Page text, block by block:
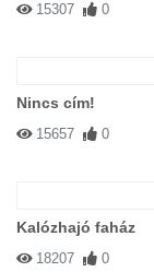
15307 0
Nincs cím!
15657 0
Kalózhajó faház
18207 0